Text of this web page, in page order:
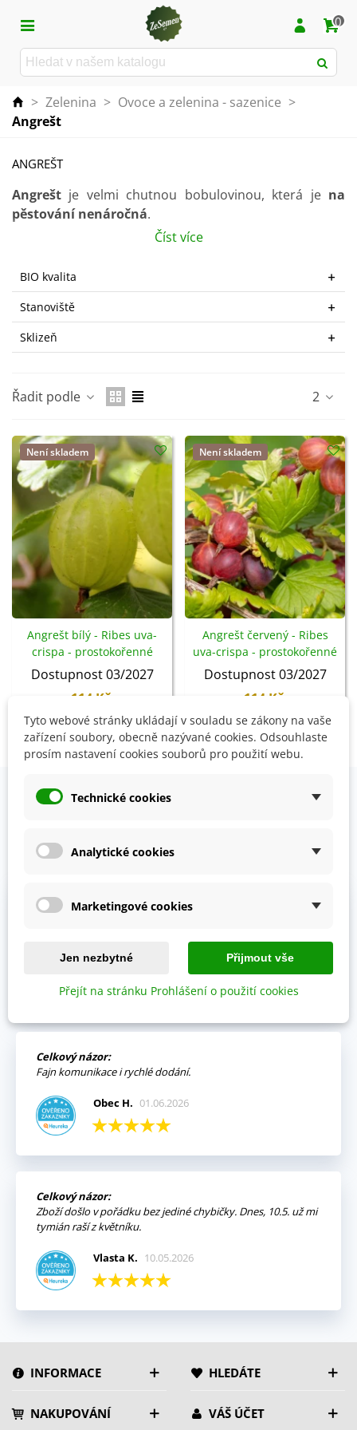
0
> Zelenina > Ovoce a zelenina - sazenice >
Angrešt
ANGREŠT
Angrešt je velmi chutnou bobulovinou, která je na
pěstování nenáročná.
Pěstování angreštu je podobné jako u rybízu. Vyhovují
Nejčastěji se vysazuje na zahradu na jaře či na podzim.
Obsahuje
mnoho zdraví prospěšných látek
Vyzkoušejte si ho vypěstovat na své zahrádce!
Číst více
BIO kvalita
Stanoviště
Sklizeň
Řadit podle 2
Není skladem
Angrešt bílý - Ribes uva-
crispa - prostokořenné
sazenice - 1 ks
Dostupnost 03/2027
114 Kč
Není skladem
Angrešt červený - Ribes
uva-crispa - prostokořenné
sazenice - 1 ks
Dostupnost 03/2027
114 Kč
Zobrazení 1-2 z 2 položek
Prohlédněte si vybraná hodnocení našich zákazníků.
Výhody:
Vždy mi přišla objednávka velmi rychle a v pořádku,
Jitka V.
Celkový názor:
Fajn komunikace i rychlé dodání.
Obec H. 01.06.2026
Celkový názor:
Zboží došlo v pořádku bez jediné chybičky. Dnes, 10.5. už mi
tymián raší z květníku.
Vlasta K. 10.05.2026
INFORMACE HLEDÁTE
NAKUPOVÁNÍ VÁŠ ÚČET
Tyto webové stránky ukládají v souladu se zákony na vaše
zařízení soubory, obecně nazývané cookies. Odsouhlaste
prosím nastavení cookies souborů pro použití webu.
Technické cookies
Analytické cookies
Marketingové cookies
Jen nezbytné Přijmout vše
Přejít na stránku Prohlášení o použití cookies